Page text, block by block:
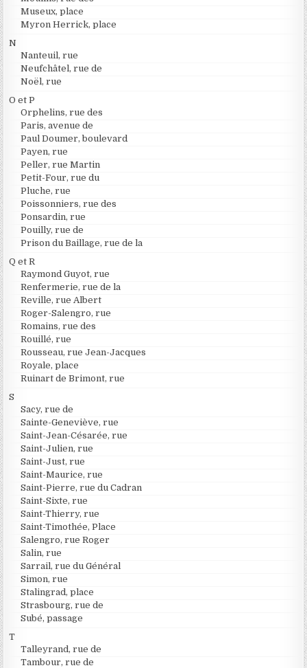
Museux, place
Myron Herrick, place
N
Nanteuil, rue
Neufchâtel, rue de
Noël, rue
O et P
Orphelins, rue des
Paris, avenue de
Paul Doumer, boulevard
Payen, rue
Peller, rue Martin
Petit-Four, rue du
Pluche, rue
Poissonniers, rue des
Ponsardin, rue
Pouilly, rue de
Prison du Baillage, rue de la
Q et R
Raymond Guyot, rue
Renfermerie, rue de la
Reville, rue Albert
Roger-Salengro, rue
Romains, rue des
Rouillé, rue
Rousseau, rue Jean-Jacques
Royale, place
Ruinart de Brimont, rue
S
Sacy, rue de
Sainte-Geneviève, rue
Saint-Jean-Césarée, rue
Saint-Julien, rue
Saint-Just, rue
Saint-Maurice, rue
Saint-Pierre, rue du Cadran
Saint-Sixte, rue
Saint-Thierry, rue
Saint-Timothée, Place
Salengro, rue Roger
Salin, rue
Sarrail, rue du Général
Simon, rue
Stalingrad, place
Strasbourg, rue de
Subé, passage
T
Talleyrand, rue de
Tambour, rue de